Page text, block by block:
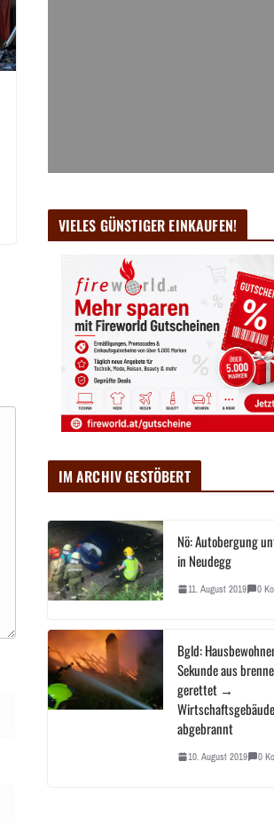
VIELES GÜNSTIGER EINKAUFEN!
IM ARCHIV GESTÖBERT
Nö: Autobergung
in Neudegg
11. August 2019 0
Bgld:
Sekunde aus
gerettet →
Wirtschaftsgebäude
abgebrannt
10. August 2019 0